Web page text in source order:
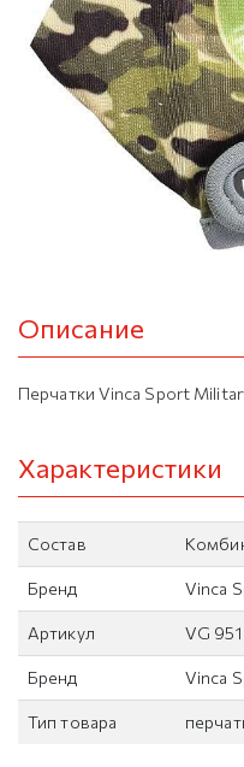
Описание
Перчатки Vinca Sport
Характеристики
Состав
Бренд Vinca
Артикул VG
Бренд Vinca
Тип товара